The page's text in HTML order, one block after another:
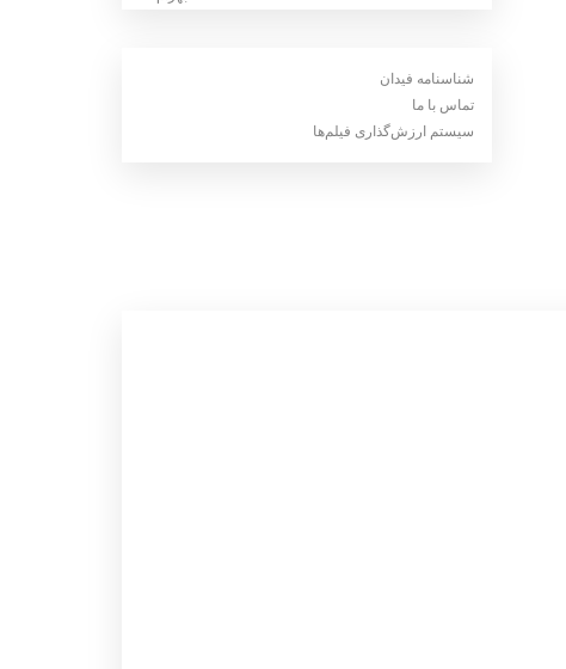
شناسنامه فیدان
تماس با ما
سیستم ارزش‌گذاری فیلم‌ها